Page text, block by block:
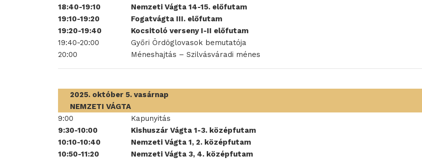
18:40-19:10
Nemzeti Vágta 14-15. előfutam
19:10-19:20
Fogatvágta III. előfutam
19:20-19:40
Kocsitoló verseny I-II előfutam
19:40-20:00
Győri Ördöglovasok bemutatója
20:00
Méneshajtás – Szilvásváradi ménes
2025. október 5. vasárnap
NEMZETI VÁGTA
9:00
Kapunyitás
9:30-10:00
Kishuszár Vágta 1-3. középfutam
10:10-10:40
Nemzeti Vágta 1, 2. középfutam
10:50-11:20
Nemzeti Vágta 3, 4. középfutam